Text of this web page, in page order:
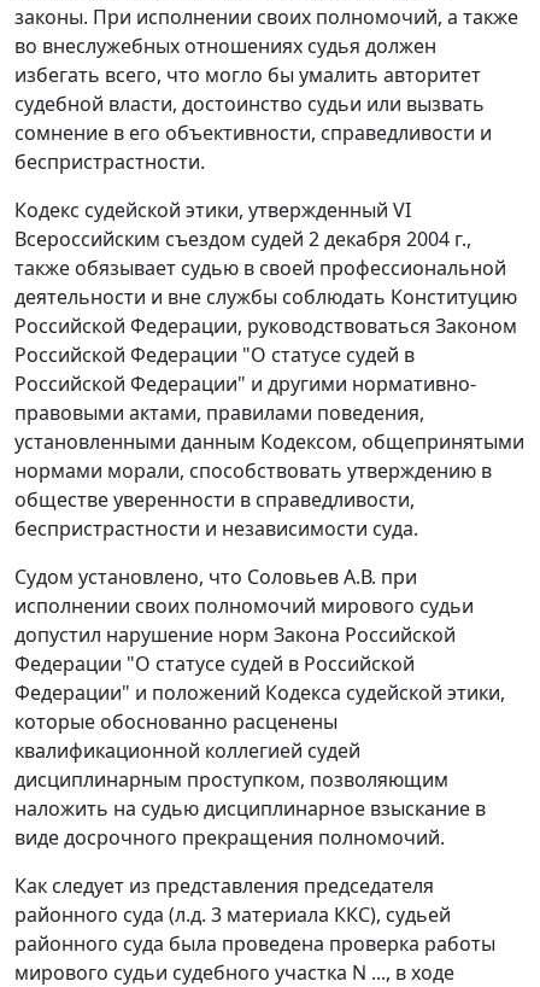
законы. При исполнении своих полномочий, а также
во внеслужебных отношениях судья должен
избегать всего, что могло бы умалить авторитет
судебной власти, достоинство судьи или вызвать
сомнение в его объективности, справедливости и
беспристрастности.
Кодекс судейской этики, утвержденный VI
Всероссийским съездом судей 2 декабря 2004 г.,
также обязывает судью в своей профессиональной
деятельности и вне службы соблюдать Конституцию
Российской Федерации, руководствоваться Законом
Российской Федерации "О статусе судей в
Российской Федерации" и другими нормативно-
правовыми актами, правилами поведения,
установленными данным Кодексом, общепринятыми
нормами морали, способствовать утверждению в
обществе уверенности в справедливости,
беспристрастности и независимости суда.
Судом установлено, что Соловьев А.В. при
исполнении своих полномочий мирового судьи
допустил нарушение норм Закона Российской
Федерации "О статусе судей в Российской
Федерации" и положений Кодекса судейской этики,
которые обоснованно расценены
квалификационной коллегией судей
дисциплинарным проступком, позволяющим
наложить на судью дисциплинарное взыскание в
виде досрочного прекращения полномочий.
Как следует из представления председателя
районного суда (л.д. 3 материала ККС), судьей
районного суда была проведена проверка работы
мирового судьи судебного участка N ..., в ходе